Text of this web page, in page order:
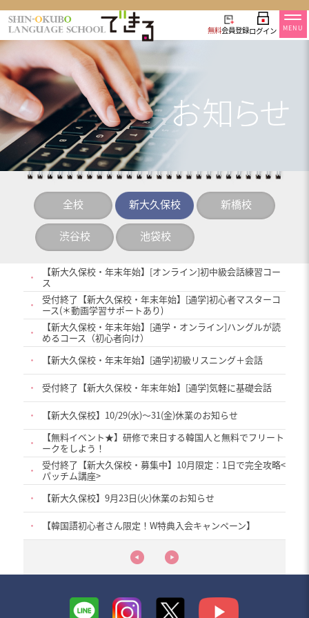
無料会員登録ログイン MENU
全校 新大久保校 新橋校
渋谷校 池袋校
・
【新大久保校・年末年始】[オンライン]初中級会話練習コー
ス
・
受付終了【新大久保校・年末年始】[通学]初心者マスターコ
ース(＊動画学習サポートあり)
・
【新大久保校・年末年始】[通学・オンライン]ハングルが読
めるコース（初心者向け）
・
【新大久保校・年末年始】[通学]初級リスニング＋会話
・ 受付終了【新大久保校・年末年始】[通学]気軽に基礎会話
・ 【新大久保校】10/29(水)〜31(金)休業のお知らせ
・
【無料イベント★】研修で来日する韓国人と無料でフリート
ークをしよう！
・
受付終了【新大久保校・募集中】10月限定：1日で完全攻略<
パッチム講座>
・
【新大久保校】9月23日(火)休業のお知らせ
・ 【韓国語初心者さん限定！W特典入会キャンペーン】